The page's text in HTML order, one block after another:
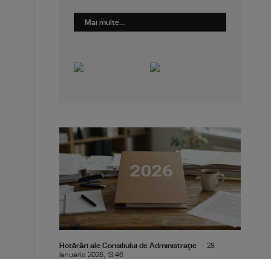
Mai multe...
Hotărâri ale Consiliului de Administraţie
28
Ianuarie 2026, 13:46